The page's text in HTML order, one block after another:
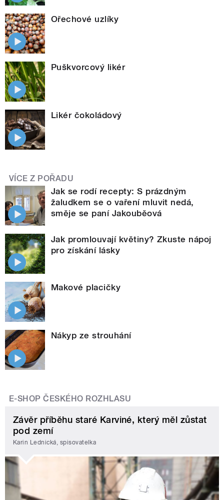
Ořechové uzlíky
Puškvorcový likér
Likér čokoládový
VÍCE Z POŘADU
Jak se rodí recepty: S prázdným
žaludkem se o vaření mluvit nedá,
směje se paní Jakouběová
Jak promlouvají květiny? Zkuste nápoj
pro získání lásky
Makové placičky
Nákyp ze strouhání
E-SHOP ČESKÉHO ROZHLASU
Závěr příběhu staré Karviné, který měl zůstat
pod zemí
Karin Lednická, spisovatelka